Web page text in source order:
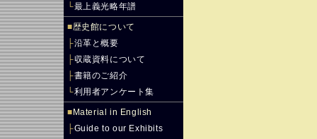
└最上義光略年譜
■歴史館について
├沿革と概要
├収蔵資料について
├書籍のご紹介
└利用者アンケート集
■ Material in English
├Guide to our Exhibits